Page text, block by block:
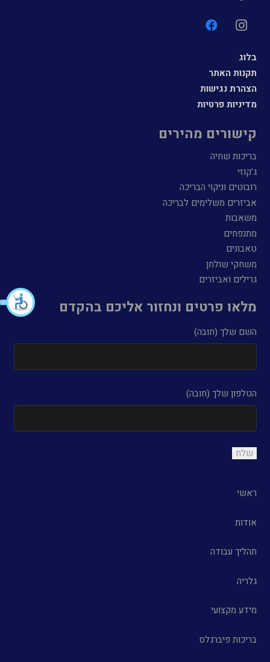
בלוג
תקנות האתר
הצהרת נגישות
מדיניות פרטיות
קישורים מהירים
בריכות שחיה
ג'קוזי
רובוטים וניקוי הבריכה
אביזרים משלימים לבריכה
משאבות
מתנפחים
טאבונים
משחקי שולחן
גרילים ואביזרים
מלאו פרטים ונחזור אליכם בהקדם
השם שלך (חובה)
הטלפון שלך (חובה)
ראשי
אודות
תהליך עבודה
גלריה
מידע מקצועי
בריכות פיברגלס